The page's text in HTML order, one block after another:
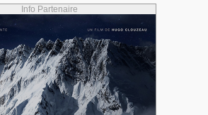
Info Partenaire